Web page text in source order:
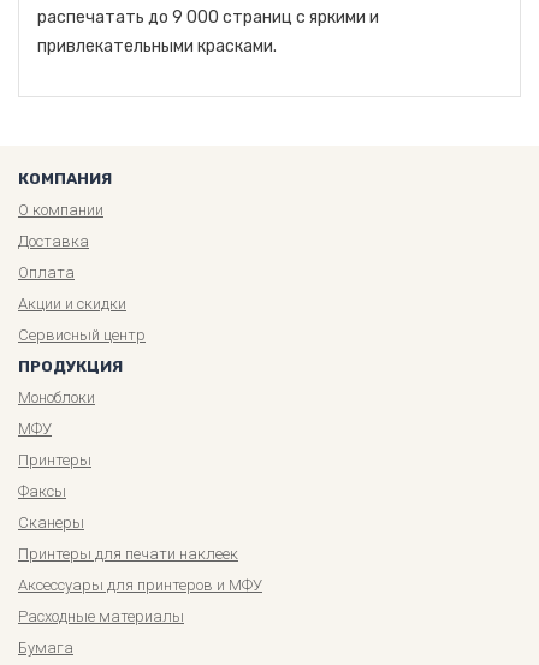
распечатать до 9 000 страниц с яркими и
привлекательными красками.
КОМПАНИЯ
О компании
Доставка
Оплата
Акции и скидки
Сервисный центр
ПРОДУКЦИЯ
Моноблоки
МФУ
Принтеры
Факсы
Сканеры
Принтеры для печати наклеек
Аксессуары для принтеров и МФУ
Расходные материалы
Бумага